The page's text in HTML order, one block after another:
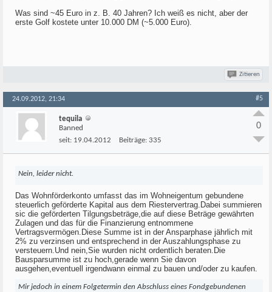
Was sind ~45 Euro in z. B. 40 Jahren? Ich weiß es nicht, aber der
erste Golf kostete unter 10.000 DM (~5.000 Euro).
Zitieren
24.09.2012, 21:34 #5
tequila
Banned
seit: 19.04.2012 Beiträge: 335
0
Nein, leider nicht.
Das Wohnförderkonto umfasst das im Wohneigentum gebundene
steuerlich geförderte Kapital aus dem Riestervertrag.Dabei summieren
sic die geförderten Tilgungsbeträge,die auf diese Beträge gewährten
Zulagen und das für die Finanzierung entnommene
Vertragsvermögen.Diese Summe ist in der Ansparphase jährlich mit
2% zu verzinsen und entsprechend in der Auszahlungsphase zu
versteuern.Und nein,Sie wurden nicht ordentlich beraten.Die
Bausparsumme ist zu hoch,gerade wenn Sie davon
ausgehen,eventuell irgendwann einmal zu bauen und/oder zu kaufen.
Mir jedoch in einem Folgetermin den Abschluss eines Fondgebundenen